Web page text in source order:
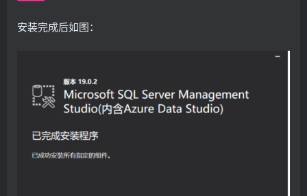
安装完成后如图：